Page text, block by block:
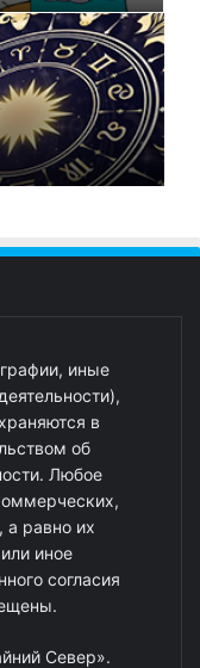
иные
в
об
Любое
равно их
иное
согласия
Север».